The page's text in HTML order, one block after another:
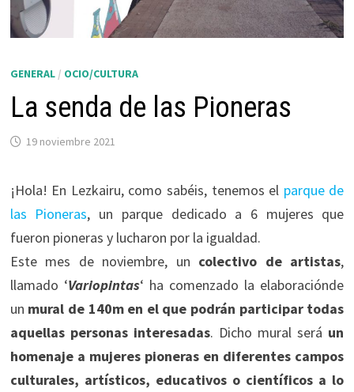
GENERAL/ OCIO/CULTURA
La senda de las Pioneras
19 noviembre 2021
¡Hola! En Lezkairu, como sabéis, tenemos el parque de
las Pioneras, un parque dedicado a 6 mujeres que
fueron pioneras y lucharon por la igualdad.
Este mes de noviembre, un colectivo de artistas,
llamado ‘Variopintas‘ ha comenzado la elaboraciónde
un mural de 140m en el que podrán participar todas
aquellas personas interesadas. Dicho mural será un
homenaje a mujeres pioneras en diferentes campos
culturales, artísticos, educativos o científicos a lo